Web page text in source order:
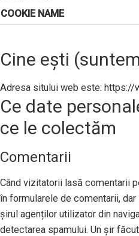
COOKIE NAME
Cine ești
Adresa sitului web este: https://
Ce date
ce le colectăm
Comentarii
Când vizitatorii lasă comentarii
în formularele de comentarii,
șirul agenților utilizator din
detectarea spamului. Un șir